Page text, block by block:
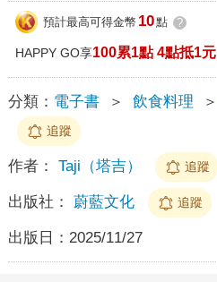
預計最高可得金幣 10點 ?
HAPPY GO享100累1點 4點抵1元
分類： 電子書 ＞ 飲食料理 ＞
追蹤
作者： Taji（塔吉） 追蹤
出版社： 蔚藍文化 追蹤
出版日： 2025/11/27